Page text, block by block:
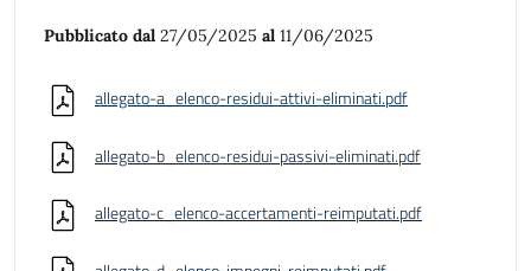
Pubblicato dal 27/05/2025 al 11/06/2025
allegato-a_elenco-residui-attivi-eliminati.pdf
allegato-b_elenco-residui-passivi-eliminati.pdf
allegato-c_elenco-accertamenti-reimputati.pdf